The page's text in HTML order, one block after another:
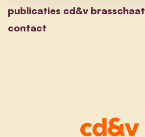
publicaties cd&v brasschaat
contact